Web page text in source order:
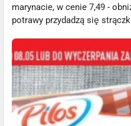
marynacie, w cenie 7,49 -
potrawy przydadzą się